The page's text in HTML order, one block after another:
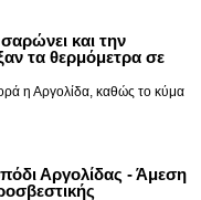
και την
τα θερμόμετρα σε
η Αργολίδα, καθώς το κύμα
Αργολίδας - Άμεση